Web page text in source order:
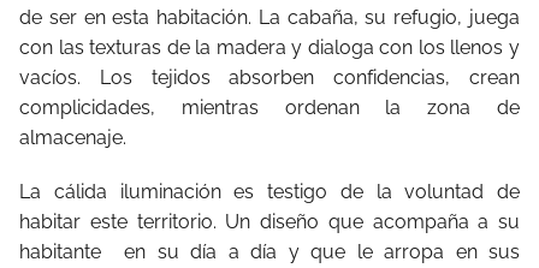
de ser en esta habitación. La cabaña, su refugio, juega
con las texturas de la madera y dialoga con los llenos y
vacíos. Los tejidos absorben confidencias, crean
complicidades, mientras ordenan la zona de
almacenaje.
La cálida iluminación es testigo de la voluntad de
habitar este territorio. Un diseño que acompaña a su
habitante en su día a día y que le arropa en sus